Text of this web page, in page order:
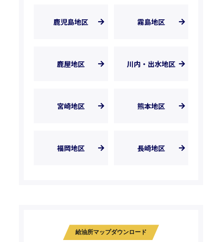
鹿児島地区 霧島地区
鹿屋地区 川内・出水地区
宮崎地区 熊本地区
福岡地区 長崎地区
給油所マップダウンロード